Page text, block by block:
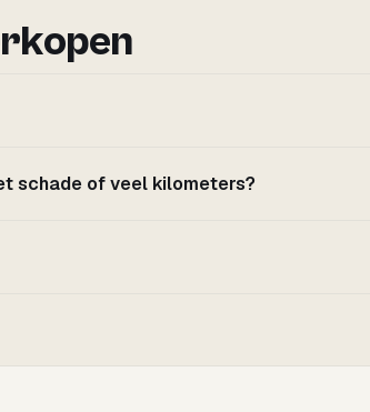
schade of veel kilometers?